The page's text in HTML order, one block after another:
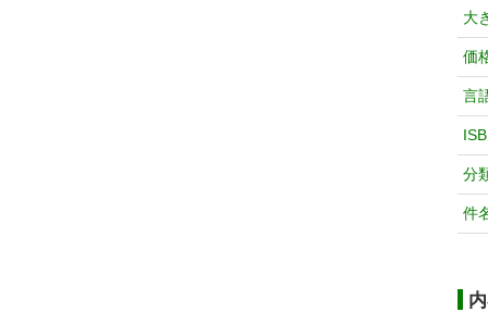
大
価
言
分
件